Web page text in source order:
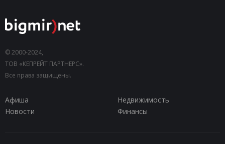
© 2000-2024,
ТОВ «КЕПРЕЙТ ПАРТНЕРС».
Все права защищены.
Афиша
Недвижимость
Новости
Финансы